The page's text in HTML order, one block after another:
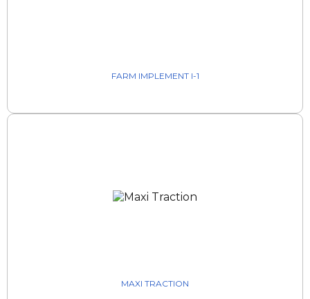
FARM IMPLEMENT I-1
MAXI TRACTION